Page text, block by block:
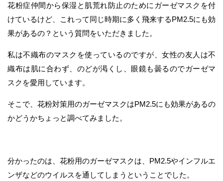
花粉症仲間から保湿と肌荒れ防止のためにガーゼマスクを付
けているけど、これって同じ時期に多く飛来するPM2.5にも効
果があるの？という質問をいただきました。
私は不織布のマスクを使っているのですが、女性の友人は不
織布は肌に合わず、のどが渇くし、眼鏡も曇るのでガーゼマ
スクを愛用しています。
そこで、花粉対策用のガーゼマスクはPM2.5にも効果があるの
かどうかちょっと調べてみました。
分かったのは、花粉用のガーゼマスクは、PM2.5やインフルエ
ンザなどのウイルスを通してしまうということでした。